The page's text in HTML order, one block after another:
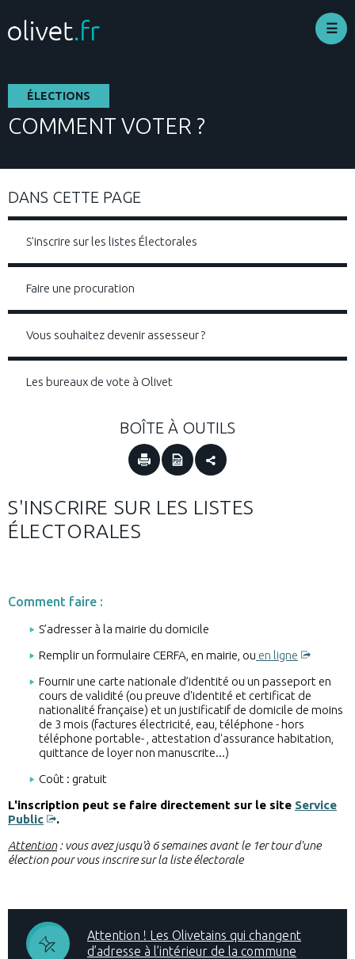
contenu
principal
ÉLECTIONS
COMMENT VOTER ?
DANS CETTE PAGE
S'inscrire sur les listes Électorales
Faire une procuration
Vous souhaitez devenir assesseur ?
Les bureaux de vote à Olivet
BOÎTE À OUTILS
S'INSCRIRE SUR LES LISTES
ÉLECTORALES
Comment faire :
S’adresser à la mairie du domicile
Remplir un formulaire CERFA, en mairie, ou en ligne
Fournir une carte nationale d’identité ou un passeport en
cours de validité (ou preuve d'identité et certificat de
nationalité française) et un justificatif de domicile de moins
de 3 mois (factures électricité, eau, téléphone - hors
téléphone portable- , attestation d'assurance habitation,
quittance de loyer non manuscrite...)
Coût : gratuit
L'inscription peut se faire directement sur le site Service
Public
.
Attention: vous avez jusqu'à 6 semaines avant le 1er tour d'une
élection pour vous inscrire sur la liste électorale
Attention ! Les Olivetains qui changent
d’adresse à l’intérieur de la commune